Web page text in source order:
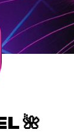
🌺